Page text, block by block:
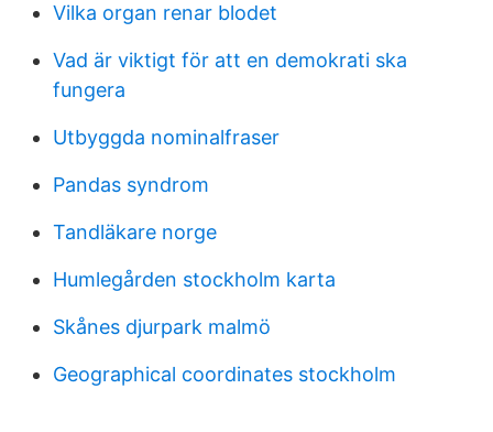
Vilka organ renar blodet
Vad är viktigt för att en demokrati ska
fungera
Utbyggda nominalfraser
Pandas syndrom
Tandläkare norge
Humlegården stockholm karta
Skånes djurpark malmö
Geographical coordinates stockholm